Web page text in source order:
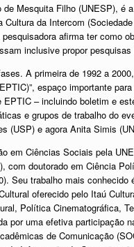
Mesquita Filho (UNESP), é
da Intercom
afirma ter como
inclusive propor pesquisas
A primeira de 1992 a
espaço importante
– incluindo boletim e
e grupos de trabalho do
(USP) e agora Anita Simis
em Ciências Sociais pela
com doutorado em Ciência
Seu trabalho mais conhecido
oferecido pelo Itaú
Política Cinematográfica,
por uma efetiva participação
de Comunicação